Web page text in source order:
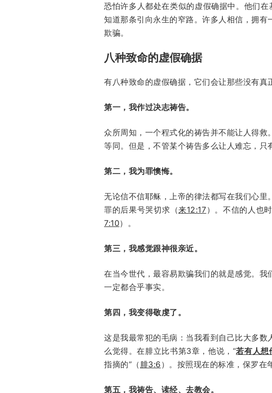
恐怕许多人都处在类似的虚假确据中。他们
知道那条引向永生的窄路。许多人相信，拥
欺骗。
八种致命的虚假确据
有八种致命的虚假确据，它们会让那些没有真
第一，我作过决志祷告。
众所周知，一个程式化的祷告并不能让人得
等同。但是，不管某个祷告多么让人难忘，只
第二，我为罪懊悔。
无论信不信耶稣，上帝的律法都写在我们心里
罪的后果号哭切求（来12:17）。不信的人也
7:10）。
第三，我感觉跟神很亲近。
在当今世代，最容易欺骗我们的就是感觉。
一定都合乎事实。
第四，我变得敬虔了。
这是我最常犯的毛病：当我看到自己比大多
么觉得。在腓立比书第3章，他说，“若有人想
指摘的”（ 腓3:6 ）。按照现在的标准，保罗在
第五，我祷告、读经、去教会。